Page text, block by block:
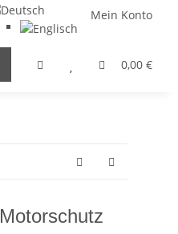
Mein Konto
0,00 €
HYDRAULIK